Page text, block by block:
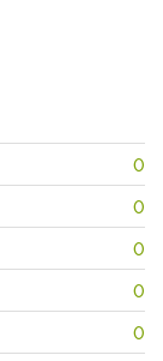
0
0
0
0
0